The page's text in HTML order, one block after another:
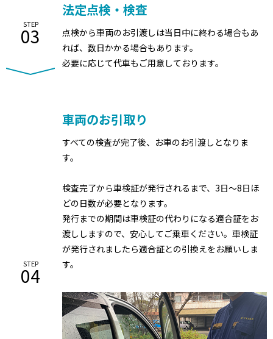
STEP
03
法定点検・検査
点検から車両のお引渡しは当日中に終わる場合もあ
れば、数日かかる場合もあります。
必要に応じて代車もご用意しております。
STEP
04
車両のお引取り
すべての検査が完了後、お車のお引渡しとなりま
す。
検査完了から車検証が発行されるまで、3日～8日ほ
どの日数が必要となります。
発行までの期間は車検証の代わりになる適合証をお
渡ししますので、安心してご乗車ください。車検証
が発行されましたら適合証との引換えをお願いしま
す。